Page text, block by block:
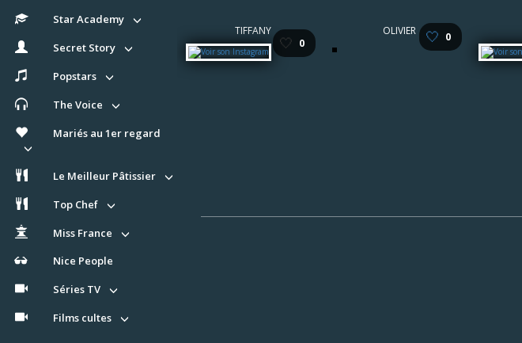
Star Academy
Secret Story
Popstars
The Voice
Mariés au 1er regard
Le Meilleur Pâtissier
Top Chef
Miss France
Nice People
Séries TV
Films cultes
TIFFANY
🤍 0
OLIVIER 🤍 0